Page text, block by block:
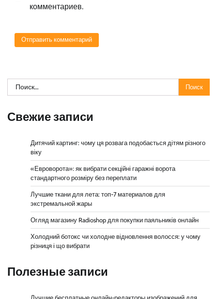
комментариев.
Найти:
Свежие записи
Дитячий картинг: чому ця розвага подобається дітям різного
віку
«Евроворота»: як вибрати секційні гаражні ворота
стандартного розміру без переплати
Лучшие ткани для лета: топ-7 материалов для
экстремальной жары
Огляд магазину Radioshop для покупки паяльників онлайн
Холодний ботокс чи холодне відновлення волосся: у чому
різниця і що вибрати
Полезные записи